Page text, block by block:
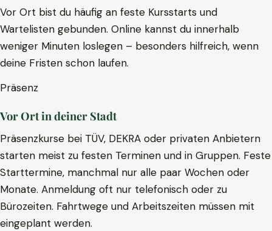
Vor Ort bist du häufig an feste Kursstarts und
Wartelisten gebunden. Online kannst du innerhalb
weniger Minuten loslegen – besonders hilfreich, wenn
deine Fristen schon laufen.
Präsenz
Vor Ort in deiner Stadt
Präsenzkurse bei TÜV, DEKRA oder privaten Anbietern
starten meist zu festen Terminen und in Gruppen. Feste
Starttermine, manchmal nur alle paar Wochen oder
Monate. Anmeldung oft nur telefonisch oder zu
Bürozeiten. Fahrtwege und Arbeitszeiten müssen mit
eingeplant werden.